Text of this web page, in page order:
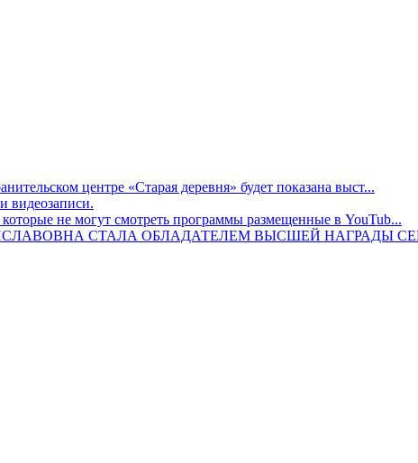
центре «Старая деревня» будет показана выст...
видеозаписи.
не могут смотреть программы размещенные в YouTub...
СТАЛА ОБЛАДАТЕЛЕМ ВЫСШЕЙ НАГРАДЫ